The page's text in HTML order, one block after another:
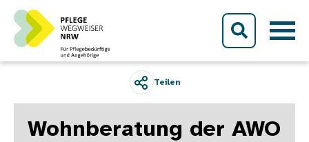
Direkt zum Inhalt
Teilen
Wohnberatung der AWO